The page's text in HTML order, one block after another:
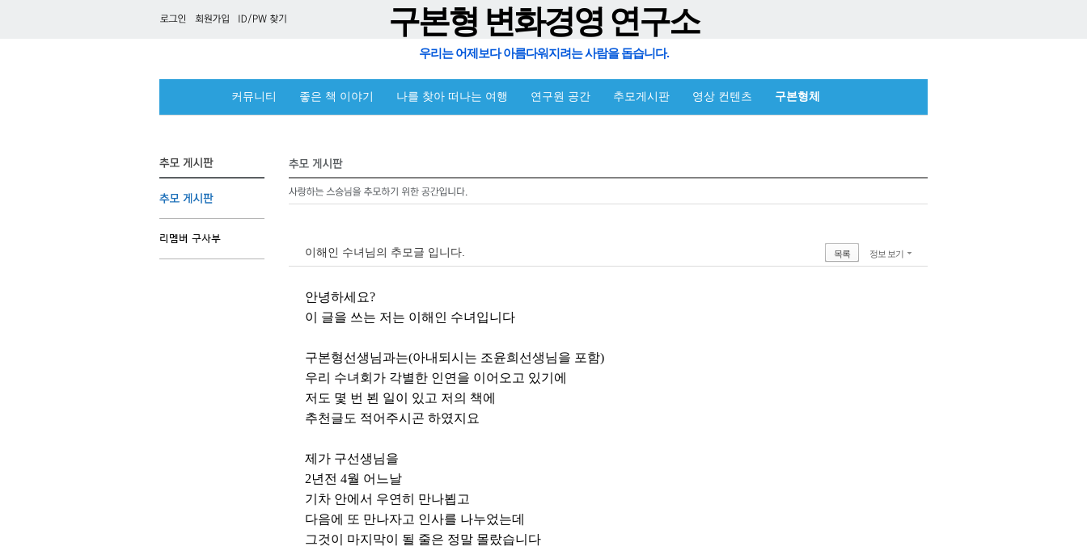
구본형 변화경영 연구소
우리는 어제보다 아름다워지려는 사람을 돕습니다.
커뮤니티 좋은 책 이야기 나를 찾아 떠나는 여행 연구원 공간 추모게시판 영상 컨텐츠 구본형체
이해인 수녀님의 추모글 입니다. 목록 정보 보기
안녕하세요?
이 글을 쓰는 저는 이해인 수녀입니다
구본형선생님과는(아내되시는 조윤희선생님을 포함)
우리 수녀회가 각별한 인연을 이어오고 있기에
저도 몇 번 뵌 일이 있고 저의 책에
추천글도 적어주시곤 하였지요
제가 구선생님을
2년전 4월 어느날
기차 안에서 우연히 만나뵙고
다음에 또 만나자고 인사를 나누었는데
그것이 마지막이 될 줄은 정말 몰랐습니다